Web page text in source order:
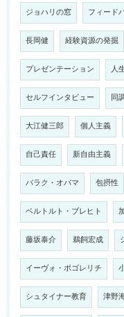
ジョハリの窓 フィード
長岡健 経験資源の発掘
プレゼンテーション 人
セルフインタビュー 同
大江健三郎 個人主義
自己責任 新自由主義
バラク・オバマ 包摂性
ベルトルト・ブレヒト
藤坂泰介 鵜飼宏成
イーヴォ・ポゴレリチ
シュタイナー教育 津野